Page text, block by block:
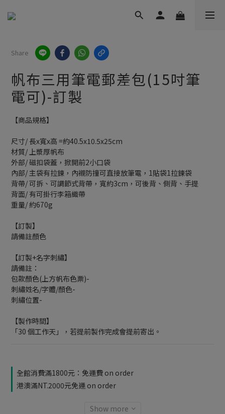
Share
帆布三用筆電郵差包(15吋筆
電可)-訂製
【商品規格】
尺寸/ 長x寬x高 =約40.5x10.5x25cm
材質/ 上漿厚帆布
外部/ 磁扣袋蓋，掀開前2小口袋
內部/ 主袋有拉鍊，內襯防撞可直接放筆電，1貼袋1拉鍊袋
背帶/ 可拆、可調節式背帶，寬約3cm，可後背、側背、手提
背面/ 有可掛行李箱織帶
重量/ 約670g
【訂製】
請備註顏色
【訂製+名字刺繡】
請備註：
包款顏色(上方帆布色票)-
刺繡姓名/字體/顏色-
刺繡位置-
【製作時間】
「30 個工作天」，若提前製作完成會提前寄出。
全館消費滿1800元：免運費 on order
港澳滿NT.2000元免運 on order
Show more